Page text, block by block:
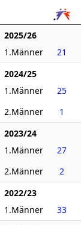
2025/26
1.Männer
21
2024/25
1.Männer
25
2.Männer
1
2023/24
1.Männer
27
2.Männer
2
2022/23
1.Männer
33